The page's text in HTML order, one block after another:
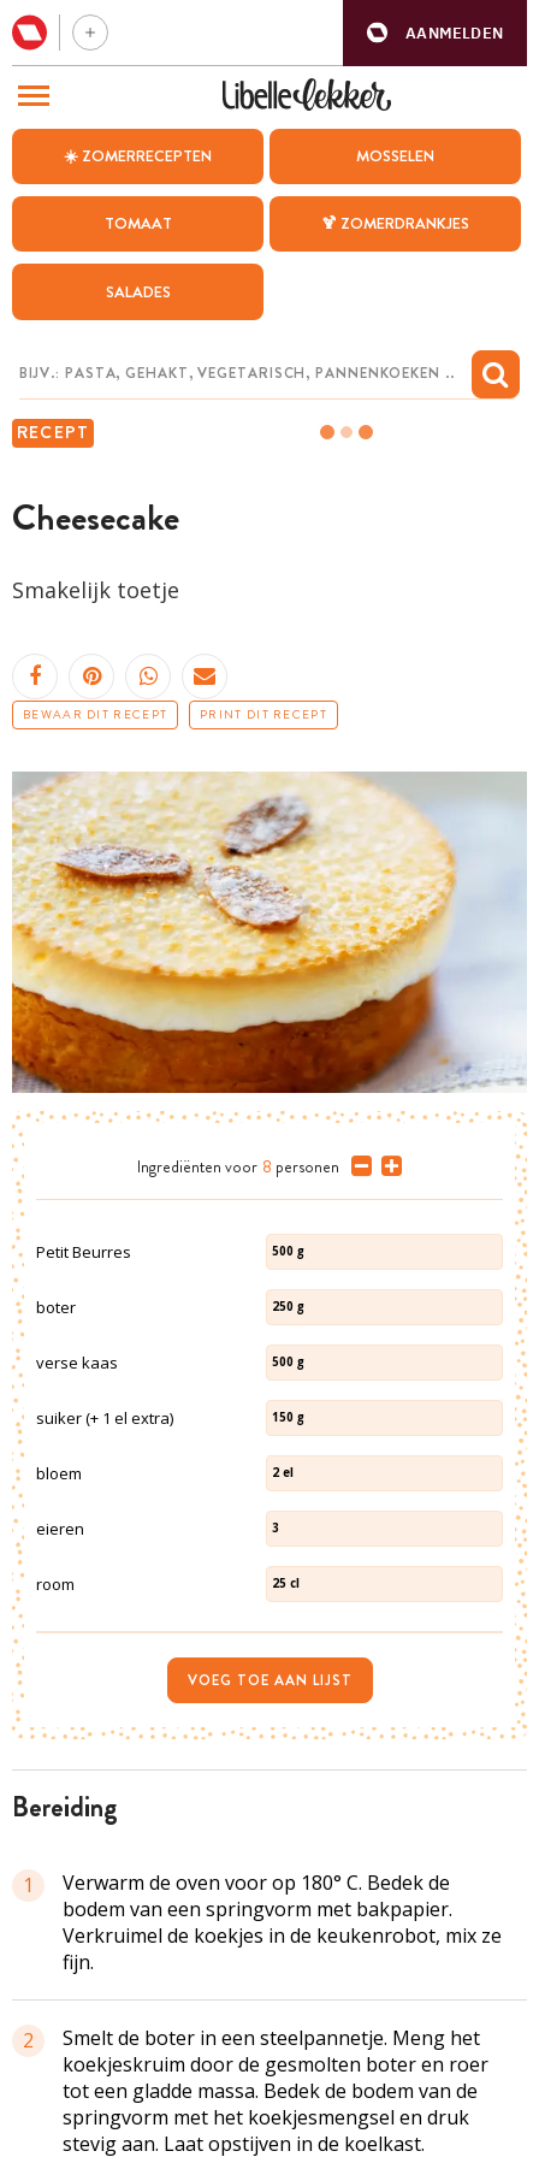
AANMELDEN
☀️ ZOMERRECEPTEN MOSSELEN
TOMAAT 🍹 ZOMERDRANKJES
SALADES
RECEPT
Cheesecake
Smakelijk toetje
BEWAAR DIT RECEPT PRINT DIT RECEPT
bereiding
1
Verwarm de oven voor op 180° C. Bedek de
bodem van een springvorm met bakpapier.
Verkruimel de koekjes in de keukenrobot, mix ze
fijn.
2
Smelt de boter in een steelpannetje. Meng het
koekjeskruim door de gesmolten boter en roer
tot een gladde massa. Bedek de bodem van de
springvorm met het koekjesmengsel en druk
stevig aan. Laat opstijven in de koelkast.
Ingrediënten voor 8 personen
Petit Beurres 500 g
boter 250 g
verse kaas 500 g
suiker (+ 1 el extra) 150 g
bloem 2 el
eieren 3
room 25 cl
VOEG TOE AAN LIJST
BEZOEK ONZE ANDERE WEBSITES
WEEKMENU
CHAT MET MAIA
MIJN BEWAARDE RECEPTEN